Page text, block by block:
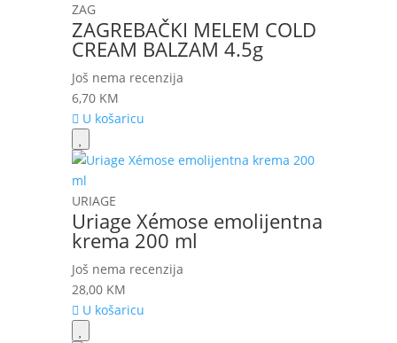
ZAG
ZAGREBAČKI MELEM COLD
CREAM BALZAM 4.5g
Još nema recenzija
6,70 KM
U košaricu
URIAGE
Uriage Xémose emolijentna
krema 200 ml
Još nema recenzija
28,00 KM
U košaricu